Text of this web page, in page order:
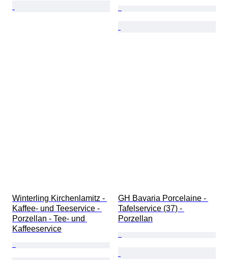
Winterling Kirchenlamitz -
Kaffee- und Teeservice -
Porzellan - Tee- und
Kaffeeservice
GH Bavaria Porcelaine -
Tafelservice (37) -
Porzellan